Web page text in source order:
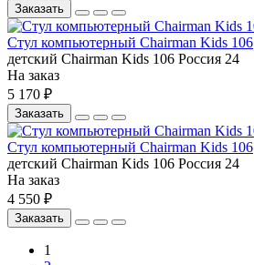
Заказать
Стул компьютерный Chairman Kids 106
детский Chairman Kids 106 Россия 24
На заказ
5 170 ₽
Заказать
Стул компьютерный Chairman Kids 106
детский Chairman Kids 106 Россия 24
На заказ
4 550 ₽
Заказать
1